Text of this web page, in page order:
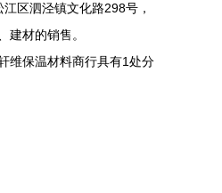
区泗泾镇文化路298号，
建材的销售。
维保温材料商行具有1处分